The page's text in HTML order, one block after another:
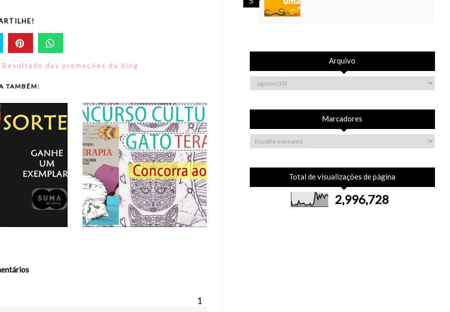
Resultado das promoções do blog
TAMBÉM:
Arquivo
Marcadores
Total de visualizações de página
2,996,728